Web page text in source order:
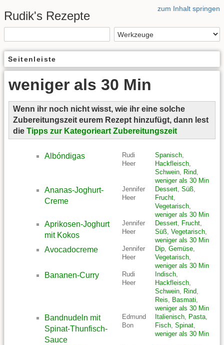
zum Inhalt springen
Rudik's Rezepte
Seitenleiste
weniger als 30 Min
Wenn ihr noch nicht wisst, wie ihr eine solche
Zubereitungszeit eurem Rezept hinzufügt, dann lest
die Tipps zur Kategorieart Zubereitungszeit
Albóndigas
Rudi
Heer
Spanisch
Hackfleisch
Schwein
Rind
weniger als 30 Min
Ananas-Joghurt-
Creme
Jennifer
Heer
Dessert Süß
Frucht
Vegetarisch
weniger als 30 Min
Aprikosen-Joghurt
mit Kokos
Jennifer
Heer
Dessert Frucht
Süß Vegetarisch
weniger als 30 Min
Avocadocreme
Jennifer
Heer
Dip Gemüse
Vegetarisch
weniger als 30 Min
Bananen-Curry
Rudi
Heer
Indisch
Hackfleisch
Schwein
Rind
Reis
Basmati
weniger als 30 Min
Bandnudeln mit
Spinat-Thunfisch-
Sauce
Edmund
Bon
Italienisch Pasta
Fisch Spinat
weniger als 30 Min